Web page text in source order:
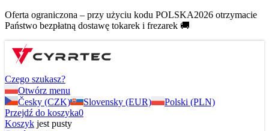
Oferta ograniczona – przy użyciu kodu POLSKA2026 otrzymacie
Państwo bezpłatną dostawę tokarek i frezarek 🚚
Czego szukasz?
Otwórz menu
Česky (CZK)
Slovensky (EUR)
Polski (PLN)
Przejdź do koszyka0
Koszyk jest pusty